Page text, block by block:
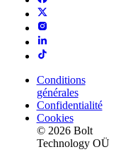
Conditions
générales
Confidentialité
Cookies
© 2026 Bolt
Technology OÜ